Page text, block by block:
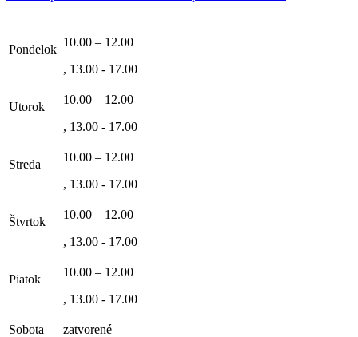
Pondelok
10.00 – 12.00
, 13.00 - 17.00
Utorok
10.00 – 12.00
, 13.00 - 17.00
Streda
10.00 – 12.00
, 13.00 - 17.00
Štvrtok
10.00 – 12.00
, 13.00 - 17.00
Piatok
10.00 – 12.00
, 13.00 - 17.00
Sobota zatvorené